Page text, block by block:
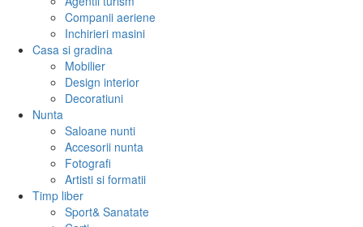
Companii aeriene
Inchirieri masini
Casa si gradina
Mobilier
Design interior
Decoratiuni
Nunta
Saloane nunti
Accesorii nunta
Fotografi
Artisti si formatii
Timp liber
Sport& Sanatate